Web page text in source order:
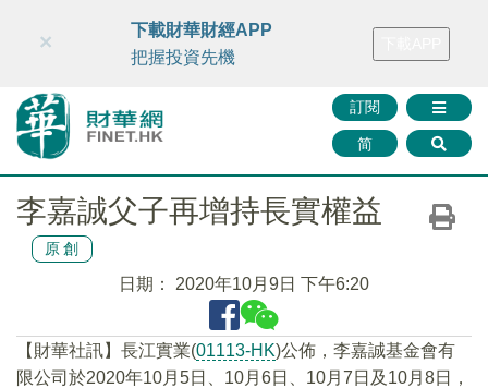
財華智庫網 FINTV FINMETA 財華證券 媒體矩陣
訂閱
简
×
下載財華財經APP
把握投資先機
李嘉誠父子再增持長實權益
原創
日期： 2020年10月9日 下午6:20
【財華社訊】長江實業(01113-HK)公佈，李嘉誠基金會有
限公司於2020年10月5日、10月6日、10月7日及10月8日，